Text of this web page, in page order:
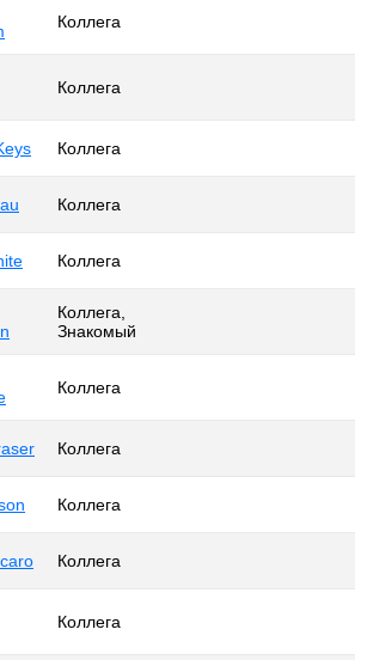
Коллега
Коллега
Коллега
Коллега
Коллега
Коллега,
Знакомый
Коллега
Коллега
Коллега
Коллега
Коллега